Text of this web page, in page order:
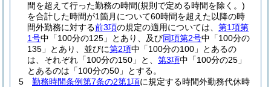
間を超えて行った勤務の時間(規則で定める時間を除く。)
を合計した時間が1箇月について60時間を超えた以降の時
間外勤務に対する前3項の規定の適用については、 第1項第
1号中「100分の125」とあり、及び同項第2号中「100分の
135」とあり、並びに第2項中「100分の100」とあるの
は、それぞれ「100分の150」と、 第3項中「100分の25」
とあるのは「100分の50」とする。
5
勤務時間条例第7条の2第1項に規定する時間外勤務代休時